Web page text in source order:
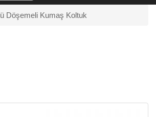
Döşemeli Kumaş Koltuk